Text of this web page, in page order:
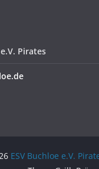
Pirates
ESV Buchloe e.V.